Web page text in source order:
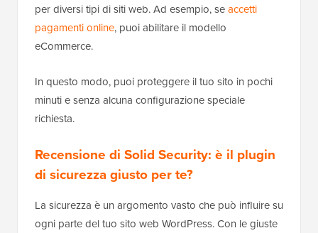
per diversi tipi di siti web. Ad esempio, seaccetti
pagamenti online, puoi abilitare il modello
eCommerce.
In questo modo, puoi proteggere il tuo sito in pochi
minuti e senza alcuna configurazione speciale
richiesta.
Recensione di Solid Security: è il plugin
di sicurezza giusto per te?
La sicurezza è un argomento vasto che può influire su
ogni parte del tuo sito web WordPress. Con le giuste